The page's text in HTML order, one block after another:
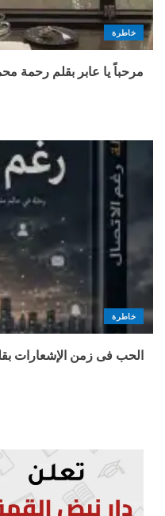
خاطرة
مرحباً يا عابر بقلم رحمة
خاطرة
الحب فى زمن الإشعارات